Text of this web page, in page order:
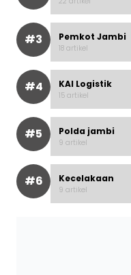
#3 Pemkot Jambi
18 artikel
#4 KAI Logistik
15 artikel
#5 Polda jambi
9 artikel
#6 Kecelakaan
9 artikel